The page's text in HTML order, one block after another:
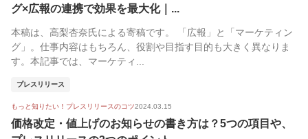
グ×広報の連携で効果を最大化｜...
本稿は、高梨杏奈氏による寄稿です。 「広報」と「マーケティン
グ」。仕事内容はもちろん、役割や目指す目的も大きく異なりま
す。本記事では、マーケティ...
プレスリリース
もっと知りたい！プレスリリースのコツ2024.03.15
価格改定・値上げのお知らせの書き方は？5つの項目や、